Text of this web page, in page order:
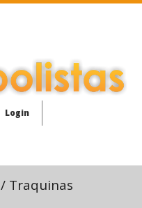
Login
/ Traquinas